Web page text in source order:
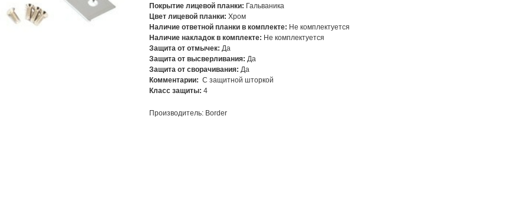
Покрытие лицевой планки: Гальваника
Цвет лицевой планки: Хром
Наличие ответной планки в комплекте: Не комплектуется
Наличие накладок в комплекте: Не комплектуется
Защита от отмычек: Да
Защита от высверливания: Да
Защита от сворачивания: Да
Комментарии: С защитной шторкой
Класс защиты: 4
Производитель: Border